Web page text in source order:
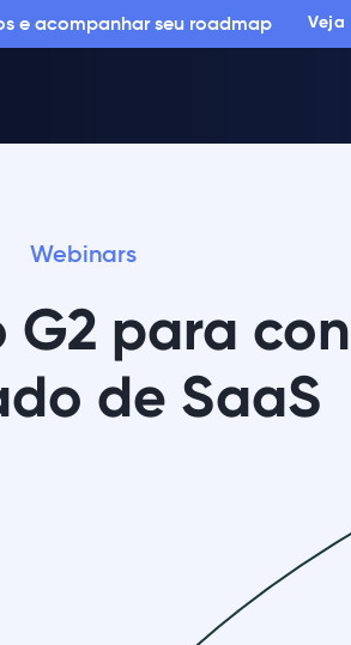
e acompanhar seu roadmap Veja
Webinars
G2 para
de SaaS